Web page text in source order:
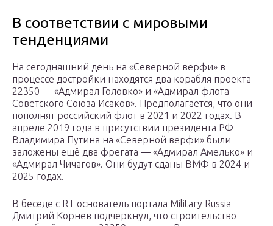
В соответствии с мировыми
тенденциями
На сегодняшний день на «Северной верфи» в
процессе достройки находятся два корабля проекта
22350 — «Адмирал Головко» и «Адмирал флота
Советского Союза Исаков». Предполагается, что они
пополнят российский флот в 2021 и 2022 годах. В
апреле 2019 года в присутствии президента РФ
Владимира Путина на «Северной верфи» были
заложены ещё два фрегата — «Адмирал Амелько» и
«Адмирал Чичагов». Они будут сданы ВМФ в 2024 и
2025 годах.
В беседе с RT основатель портала Military Russia
Дмитрий Корнев подчеркнул, что строительство